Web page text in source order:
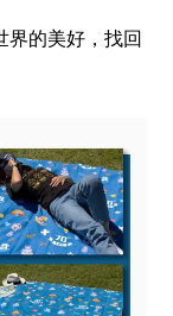
界的美好，找回